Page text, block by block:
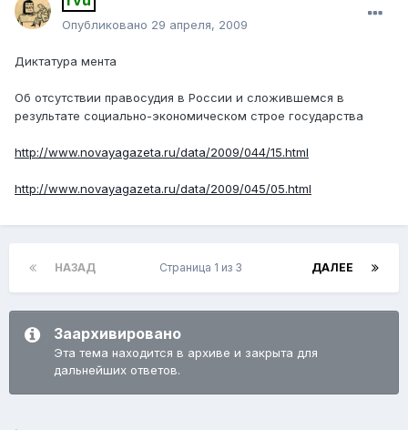
Опубликовано 29 апреля, 2009
Диктатура мента
Об отсутствии правосудия в России и сложившемся в
результате социально-экономическом строе государства
http://www.novayagazeta.ru/data/2009/044/15.html
http://www.novayagazeta.ru/data/2009/045/05.html
НАЗАД ДАЛЕЕ
Страница 1 из 3
Заархивировано
Эта тема находится в архиве и закрыта для
дальнейших ответов.